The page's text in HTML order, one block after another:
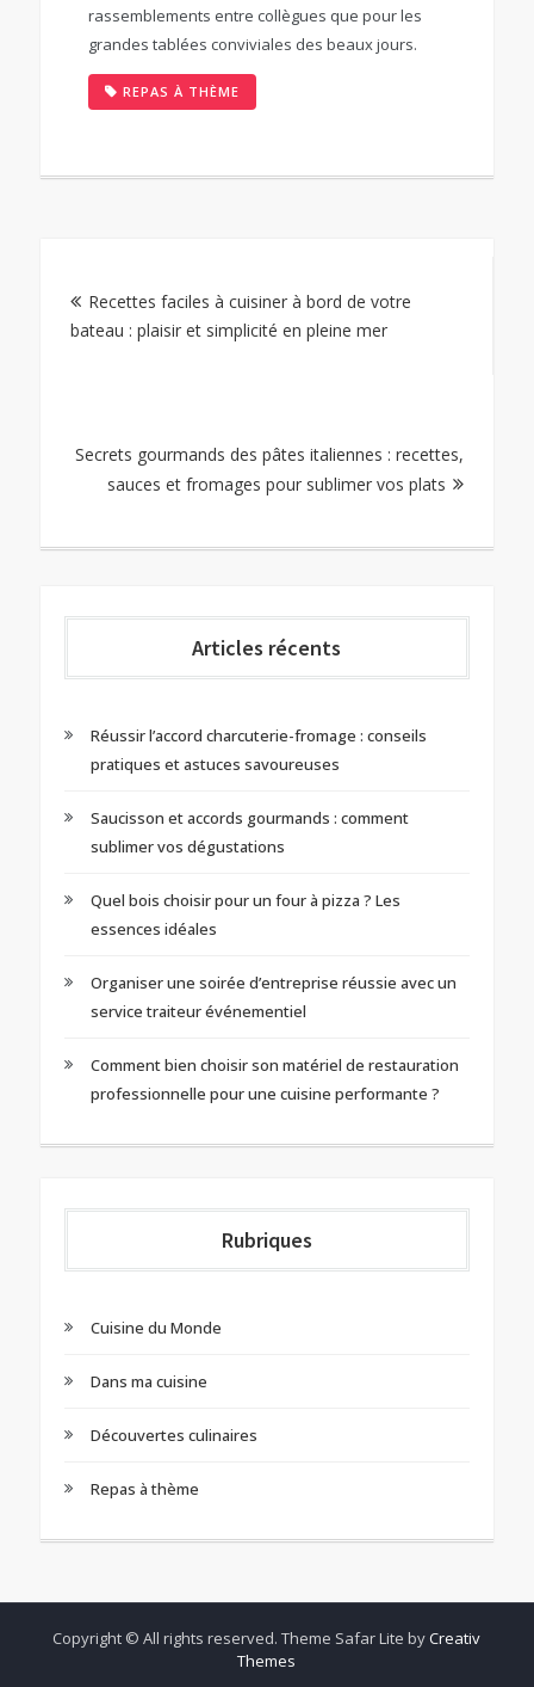
rassemblements entre collègues que pour les
grandes tablées conviviales des beaux jours.
REPAS À THÈME
de
Recettes faciles à cuisiner à bord de votre
bateau : plaisir et simplicité en pleine mer
Secrets gourmands des pâtes italiennes : recettes,
sauces et fromages pour sublimer vos plats
Articles récents
Réussir l’accord charcuterie-fromage : conseils
pratiques et astuces savoureuses
Saucisson et accords gourmands : comment
sublimer vos dégustations
Quel bois choisir pour un four à pizza ? Les
essences idéales
Organiser une soirée d’entreprise réussie avec un
service traiteur événementiel
Comment bien choisir son matériel de restauration
professionnelle pour une cuisine performante ?
Rubriques
Cuisine du Monde
Dans ma cuisine
Découvertes culinaires
Repas à thème
Copyright © All rights reserved. Theme Safar Lite byCreativ
Themes